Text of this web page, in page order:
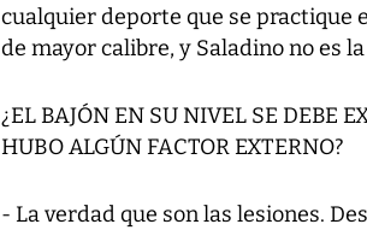
cualquier deporte que se practique
de mayor calibre, y Saladino no es
¿EL BAJÓN EN SU NIVEL SE DEBE
HUBO ALGÚN FACTOR EXTERNO?
- La verdad que son las lesiones.